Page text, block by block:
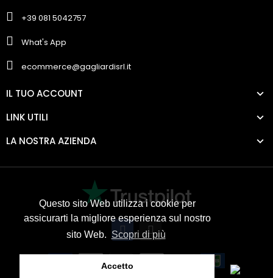
Questo sito Web utilizza i cookie per
assicurarti la migliore esperienza sul nostro
sito Web. Scopri di più
Accetto
+39 081 5042757
What's App
ecommerce@gagliardisrl.it
IL TUO ACCOUNT
LINK UTILI
LA NOSTRA AZIENDA